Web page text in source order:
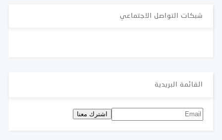
شبكات التواصل الاجتماعي
القائمة البريدية